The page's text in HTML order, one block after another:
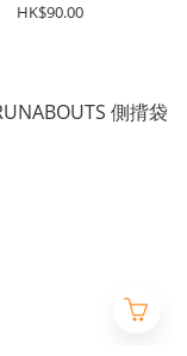
HK$90.00